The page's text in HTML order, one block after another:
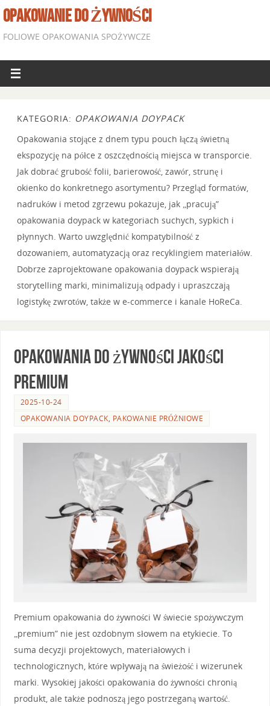
OPAKOWANIE DO ŻYWNOŚCI
FOLIOWE OPAKOWANIA SPOŻYWCZE
KATEGORIA: OPAKOWANIA DOYPACK
Opakowania stojące z dnem typu pouch łączą świetną
ekspozycję na półce z oszczędnością miejsca w transporcie.
Jak dobrać grubość folii, barierowość, zawór, strunę i
okienko do konkretnego asortymentu? Przegląd formatów,
nadruków i metod zgrzewu pokazuje, jak „pracują”
opakowania doypack w kategoriach suchych, sypkich i
płynnych. Warto uwzględnić kompatybilność z
dozowaniem, automatyzacją oraz recyklingiem materiałów.
Dobrze zaprojektowane opakowania doypack wspierają
storytelling marki, minimalizują odpady i upraszczają
logistykę zwrotów, także w e-commerce i kanale HoReCa.
Opakowania do żywności jakości
premium
2025-10-24
OPAKOWANIA DOYPACK, PAKOWANIE PRÓŻNIOWE
Premium opakowania do żywności W świecie spożywczym
„premium” nie jest ozdobnym słowem na etykiecie. To
suma decyzji projektowych, materiałowych i
technologicznych, które wpływają na świeżość i wizerunek
marki. Wysokiej jakości opakowania do żywności chronią
produkt, ale także podnoszą jego postrzeganą wartość.